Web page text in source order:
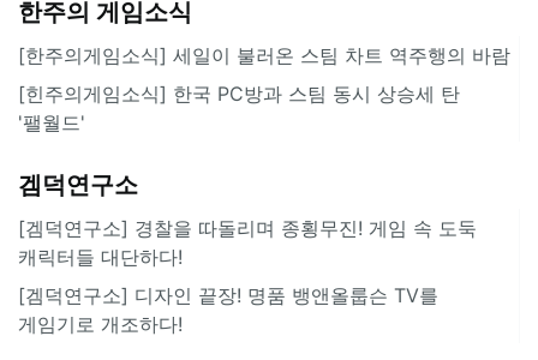
한주의 게임소식
[한주의게임소식] 세일이 불러온 스팀 차트 역주행의 바람
[힌주의게임소식] 한국 PC방과 스팀 동시 상승세 탄
'팰월드'
겜덕연구소
[겜덕연구소] 경찰을 따돌리며 종횡무진! 게임 속 도둑
캐릭터들 대단하다!
[겜덕연구소] 디자인 끝장! 명품 뱅앤올룹슨 TV를
게임기로 개조하다!